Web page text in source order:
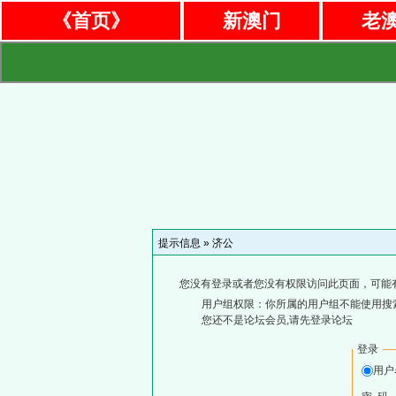
《首页》 新澳门 老
提示信息 » 济公
您没有登录或者您没有权限访问此页面，可能
用户组权限：你所属的用户组不能使用搜
您还不是论坛会员,请先登录论坛
登录
用